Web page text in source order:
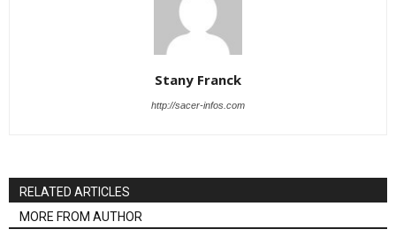
Stany Franck
http://sacer-infos.com
RELATED ARTICLES
MORE FROM AUTHOR